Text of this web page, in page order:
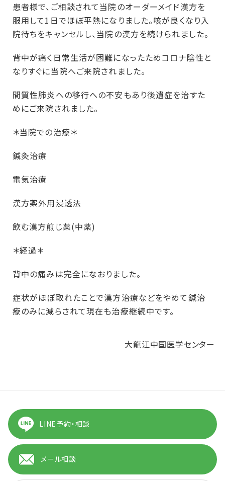
患者様で、ご相談されて当院のオーダーメイド漢方を
服用して1日でほぼ平熱になりました。咳が良くなり入
院待ちをキャンセルし、当院の漢方を続けられました。
背中が痛く日常生活が困難になったためコロナ陰性と
なりすぐに当院へご来院されました。
間質性肺炎への移行への不安もあり後遺症を治すた
めにご来院されました。
＊当院での治療＊
鍼灸治療
電気治療
漢方薬外用浸透法
飲む漢方煎じ薬(中薬)
＊経過＊
背中の痛みは完全になおりました。
症状がほぼ取れたことで漢方治療などをやめて鍼治
療のみに減らされて現在も治療継続中です。
大龍江中国医学センター
LINE予約・相談
メール相談